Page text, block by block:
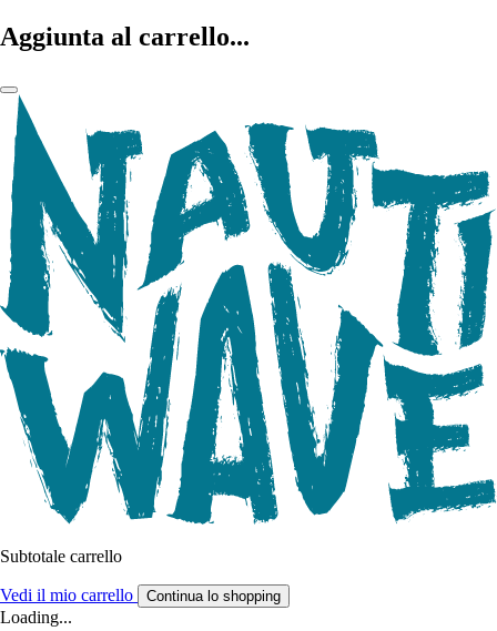
Aggiunta al carrello...
Subtotale carrello
Vedi il mio carrello Continua lo shopping
Loading...